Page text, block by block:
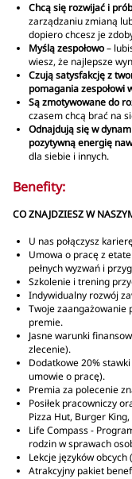
Chcą się rozwijać i
zarządzaniu zmianą
dopiero chcesz je
Myślą zespołowo–
wiesz, że najlepsze
Czują satysfakcję z
pomagania zespołowi
Są zmotywowane do
czasem chcą brać na
Odnajdują się w
pozytywną energię
dla siebie i innych.
Benefity:
CO ZNAJDZIESZ W
U nas połączysz
Umowa o pracę z
pełnych wyzwań i
Szkolenie i trening
Indywidualny rozwój
Twoje zaangażowanie
premie.
Jasne warunki
zlecenie).
Dodatkowe 20%
umowie o pracę).
Premia za polecenie
Posiłek pracowniczy
Pizza Hut, Burger
Life Compass -
rodzin w sprawach
Lekcje języków
Atrakcyjny pakiet